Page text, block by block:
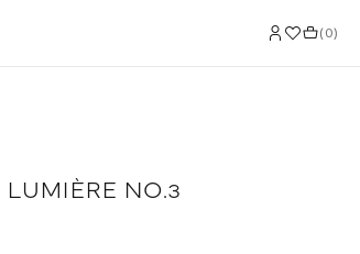
(0)
NO.3